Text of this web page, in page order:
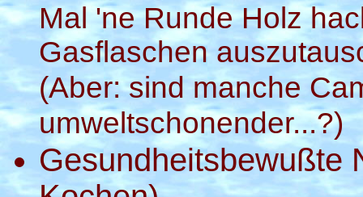
Mal 'ne Runde Holz
Gasflaschen
(Aber: sind manche
umweltschonender...?)
Gesundheitsbewußte